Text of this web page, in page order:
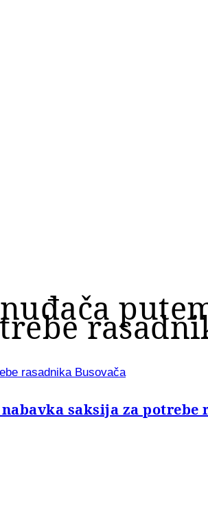
rasadnika Busovača
saksija za potrebe